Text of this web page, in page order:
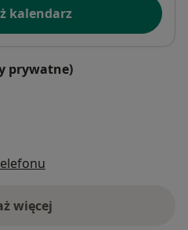
kalendarz
prywatne)
więcej
o adresie